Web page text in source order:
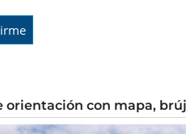
orientación con mapa,